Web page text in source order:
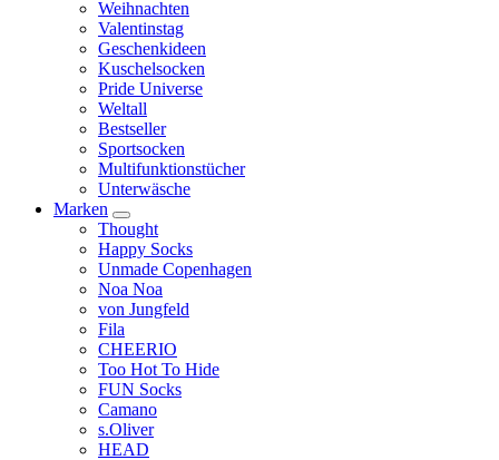
Weihnachten
Valentinstag
Geschenkideen
Kuschelsocken
Pride Universe
Weltall
Bestseller
Sportsocken
Multifunktionstücher
Unterwäsche
Marken
Thought
Happy Socks
Unmade Copenhagen
Noa Noa
von Jungfeld
Fila
CHEERIO
Too Hot To Hide
FUN Socks
Camano
s.Oliver
HEAD